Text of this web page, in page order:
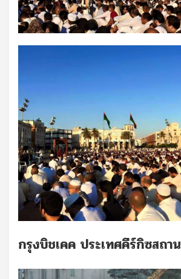
กรุงบิชเคค ประเทศคีร์กิซสถาน